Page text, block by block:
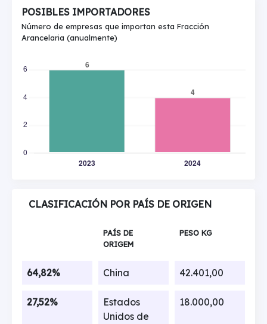
POSIBLES IMPORTADORES
Número de empresas que importan esta Fracción
Arancelaria (anualmente)
CLASIFICACIÓN POR PAÍS DE ORIGEN
PAÍS DE
ORIGEM
PESO KG
64,82% China 42.401,00
27,52%
Estados
Unidos de
18.000,00